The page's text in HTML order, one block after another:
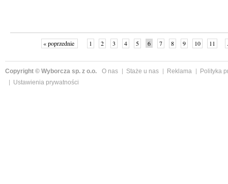
« poprzednie 1 2 3 4 5 6 7 8 9 10 11
Copyright © Wyborcza sp. z o.o. O nas Staże u nas Reklama
Polityka
Ustawienia prywatności